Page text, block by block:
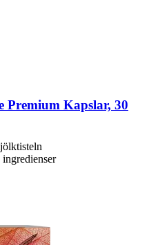
Premium Kapslar, 30